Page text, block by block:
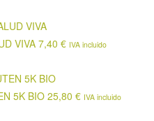
VIVA 7,40 € IVA incluido
5K BIO 25,80 € IVA incluido